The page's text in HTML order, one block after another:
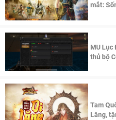
mắt:
MU Lục
thủ bộ
Tam
Lăng,